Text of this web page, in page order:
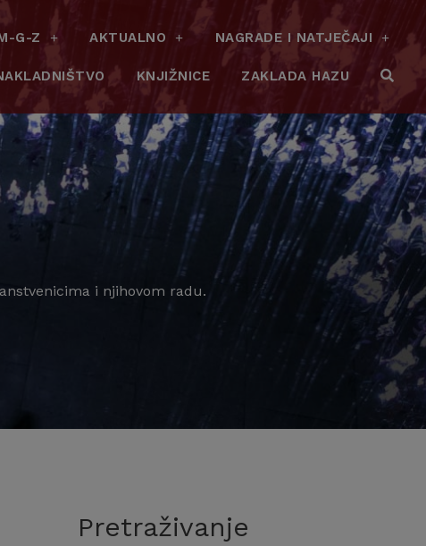
G-Z AKTUALNO NAGRADE I NATJEČAJI
KNJIŽNICE ZAKLADA HAZU
i njihovom radu.
Pretraživanje